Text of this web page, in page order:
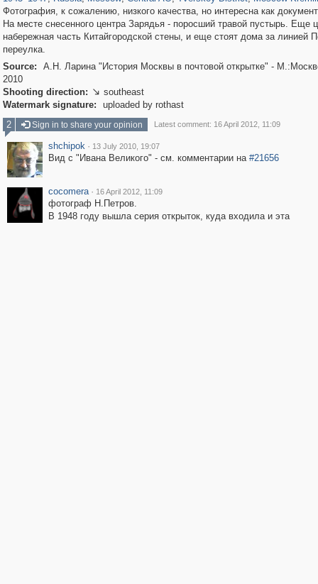
Фотография, к сожалению, низкого качества, но интересна как
На месте снесенного центра Зарядья - поросший травой пустырь. Еще
набережная часть Китайгородской стены, и еще стоят дома за линией
переулка.
Source:
А.Н. Ларина "История Москвы в почтовой открытке" -
2010
Shooting direction:  southeast
Watermark signature:
uploaded by rothast
2
Sign in to share your opinion Latest comment: 16 April 2012, 11:09
shchipok · 13 July 2010, 19:07
Вид с "Ивана Великого" - см. комментарии на #21656
cocomera · 16 April 2012, 11:09
фотограф Н.Петров.
В 1948 году вышла серия открыток, куда входила и эта